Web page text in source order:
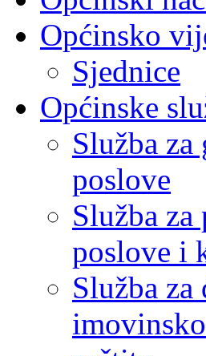
Općinsko
Sjednice
Općinske
Služba
poslove
Služba
poslove i
Služba